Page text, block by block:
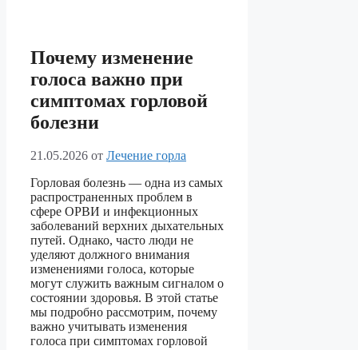
Почему изменение
голоса важно при
симптомах горловой
болезни
21.05.2026 от Лечение горла
Горловая болезнь — одна из самых
распространенных проблем в
сфере ОРВИ и инфекционных
заболеваний верхних дыхательных
путей. Однако, часто люди не
уделяют должного внимания
изменениями голоса, которые
могут служить важным сигналом о
состоянии здоровья. В этой статье
мы подробно рассмотрим, почему
важно учитывать изменения
голоса при симптомах горловой